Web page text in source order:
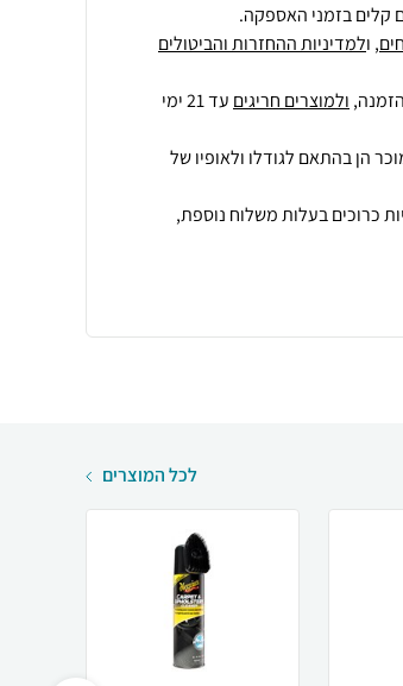
קלים בזמני האספקה.
, ולמדיניות ההחזרות והביטולים
ולמוצרים חריגים
עד 21 ימי
הן בהתאם לגודלו ולאופיו של
כרוכים בעלות משלוח נוספת,
לכל המוצרים